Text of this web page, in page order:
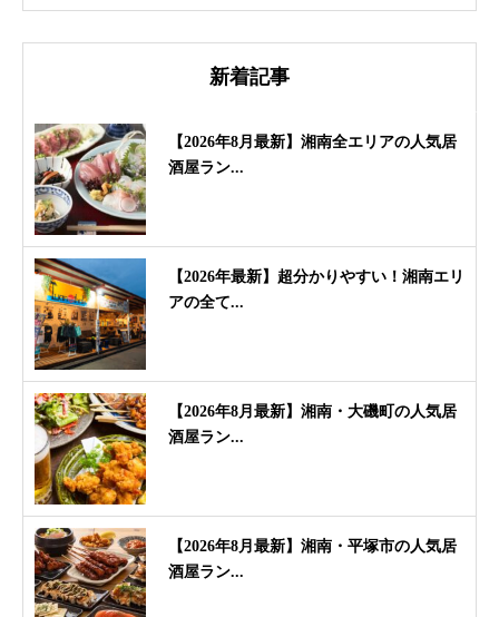
新着記事
【2026年8月最新】湘南全エリアの人気居
酒屋ラン...
【2026年最新】超分かりやすい！湘南エリ
アの全て...
【2026年8月最新】湘南・大磯町の人気居
酒屋ラン...
【2026年8月最新】湘南・平塚市の人気居
酒屋ラン...